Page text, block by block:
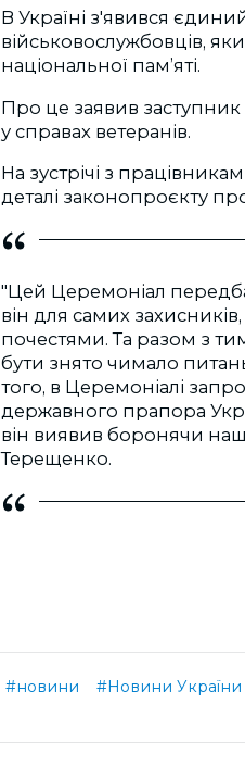
В Україні з'явився
військовослужбовців,
національної пам’яті.
Про це заявив
у справах ветеранів.
На зустрічі з
деталі законопроєкту
"Цей Церемоніал
він для самих
почестями. Та разом з
бути знято чимало
того, в Церемоніалі
державного прапора
він виявив боронячи
Терещенко.
#новини #Новини України